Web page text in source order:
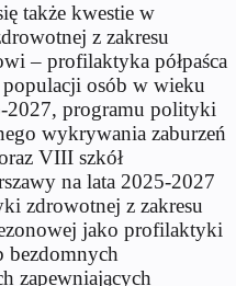
także kwestie w
z zakresu
– profilaktyka półpaśca
populacji osób w wieku
2027, programu polityki
wykrywania zaburzeń
VIII szkół
na lata 2025-2027
zdrowotnej z zakresu
jako profilaktyki
bezdomnych
zapewniających